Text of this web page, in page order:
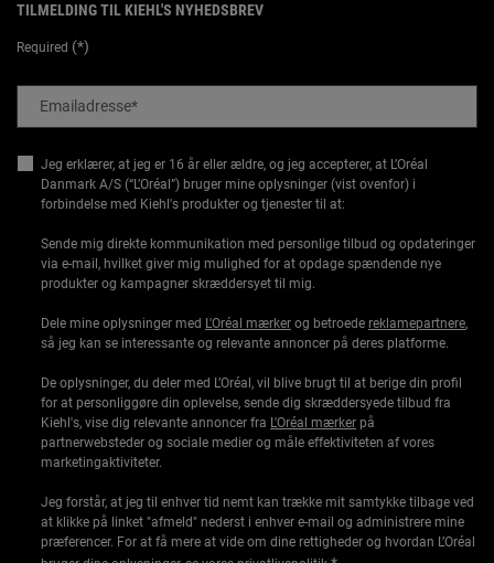
TILMELDING TIL KIEHL'S NYHEDSBREV
Required (*)
Emailadresse*
Jeg erklærer, at jeg er 16 år eller ældre, og jeg accepterer, at L’Oréal
Danmark A/S (“L’Oréal”) bruger mine oplysninger (vist ovenfor) i
forbindelse med Kiehl's produkter og tjenester til at:
Sende mig direkte kommunikation med personlige tilbud og opdateringer
via e-mail, hvilket giver mig mulighed for at opdage spændende nye
produkter og kampagner skræddersyet til mig.
Dele mine oplysninger med L'Oréal mærker og betroede reklamepartnere,
så jeg kan se interessante og relevante annoncer på deres platforme.
De oplysninger, du deler med L’Oréal, vil blive brugt til at berige din profil
for at personliggøre din oplevelse, sende dig skræddersyede tilbud fra
Kiehl's, vise dig relevante annoncer fra L'Oréal mærker på
partnerwebsteder og sociale medier og måle effektiviteten af vores
marketingaktiviteter.
Jeg forstår, at jeg til enhver tid nemt kan trække mit samtykke tilbage ved
at klikke på linket "afmeld" nederst i enhver e-mail og administrere mine
præferencer. For at få mere at vide om dine rettigheder og hvordan L’Oréal